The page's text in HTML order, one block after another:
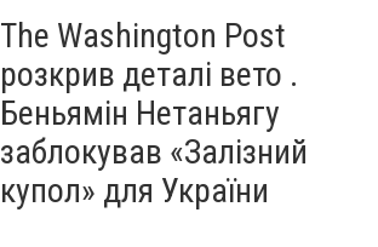
The Washington Post
розкрив деталі вето .
Беньямін Нетаньягу
заблокував «Залізний
купол» для України